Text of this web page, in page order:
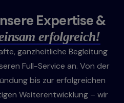
Expertise &
erfolgreich!
ganzheitliche Begleitung
Full-Service an. Von der
bis zur erfolgreichen
Weiterentwicklung – wir